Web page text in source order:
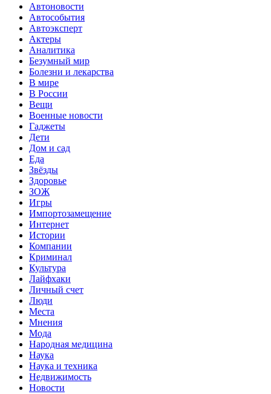
Автоновости
Автособытия
Автоэксперт
Актеры
Аналитика
Безумный мир
Болезни и лекарства
В мире
В России
Вещи
Военные новости
Гаджеты
Дети
Дом и сад
Еда
Звёзды
Здоровье
ЗОЖ
Игры
Импортозамещение
Интернет
Истории
Компании
Криминал
Культура
Лайфхаки
Личный счет
Люди
Места
Мнения
Мода
Народная медицина
Наука
Наука и техника
Недвижимость
Новости